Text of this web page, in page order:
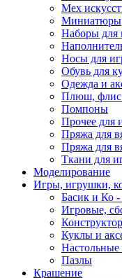
Мех
Миниатюры
Наборы для
Носы для
Обувь для
Одежда и
Плюш, флис
Помпоны
Прочее для
Пряжа для
Пряжа для
Ткани для
Моделирование
Игры, игрушки,
Басик и Ко
Игровые,
Куклы и
Пазлы
Крашение